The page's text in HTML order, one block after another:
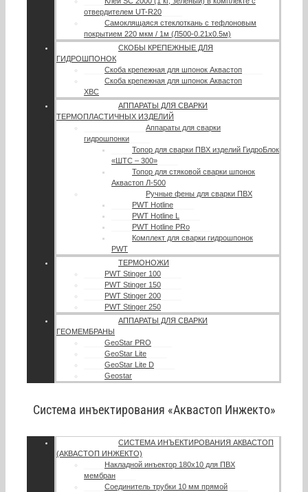
отвердителем UT-R20
Самоклящаяся стеклоткань с тефлоновым
покрытием 220 мкм / 1м (Л500-0.21х0.5м)
СКОБЫ КРЕПЕЖНЫЕ ДЛЯ
ГИДРОШПОНОК
Скоба крепежная для шпонок Аквастоп
Скоба крепежная для шпонок Аквастоп
ХВС
АППАРАТЫ ДЛЯ СВАРКИ
ТЕРМОПЛАСТИЧНЫХ ИЗДЕЛИЙ
Аппараты для сварки
гидрошпонки
Топор для сварки ПВХ изделий ГидроБлок
«ШТС – 300»
Топор для стяковой сварки шпонок
Аквастоп Л-500
Ручные фены для сварки ПВХ
PWT Hotline
PWT Hotline L
PWT Hotline PRo
Комплект для сварки гидрошпонок
PWT
ТЕРМОНОЖИ
PWT Stinger 100
PWT Stinger 150
PWT Stinger 200
PWT Stinger 250
АППАРАТЫ ДЛЯ СВАРКИ
ГЕОМЕМБРАНЫ
GeoStar PRO
GeoStar Lite
GeoStar Lite D
Geostar
Система инъектирования «Аквастоп Инжекто»
СИСТЕМА ИНЪЕКТИРОВАНИЯ АКВАСТОП
(АКВАСТОП ИНЖЕКТО)
Накладной инъектор 180х10 для ПВХ
мембран
Соединитель трубки 10 мм прямой